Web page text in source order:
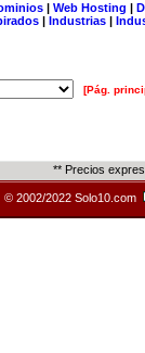
| Web Hosting |
| Industrias |
[Pág.
** Precios
© 2002/2022 Solo10.com